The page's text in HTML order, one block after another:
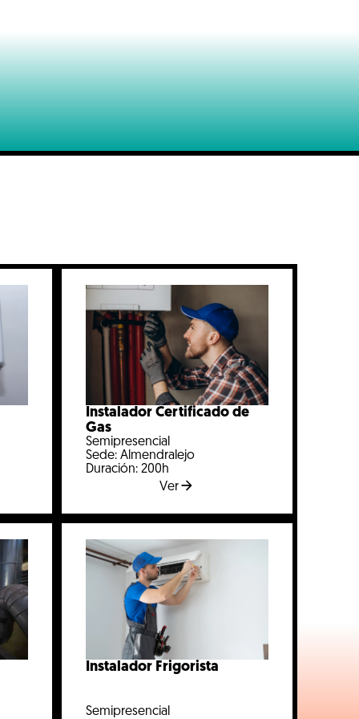
Instalador Certificado de
Gas
Semipresencial
Sede: Almendralejo
Duración: 200h
Ver
Instalador Frigorista
Semipresencial